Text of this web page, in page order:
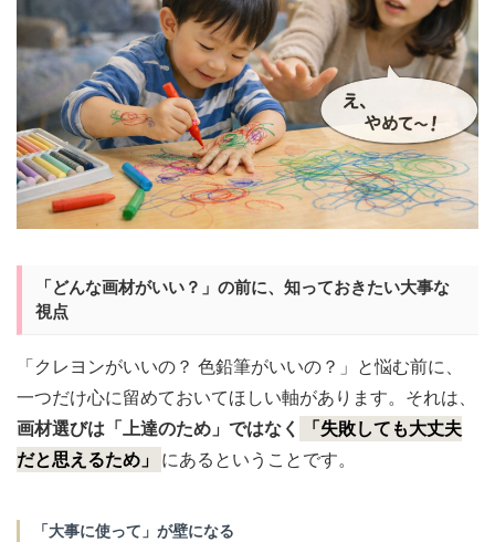
「どんな画材がいい？」の前に、知っておきたい大事な
視点
「クレヨンがいいの？ 色鉛筆がいいの？」と悩む前に、
一つだけ心に留めておいてほしい軸があります。それは、
画材選びは「上達のため」ではなく
「失敗しても大丈夫
だと思えるため」
にあるということです。
「大事に使って」が壁になる